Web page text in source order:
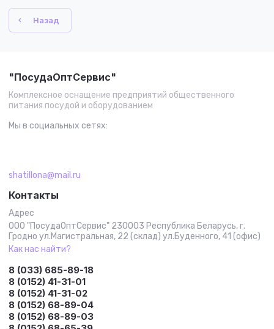
Назад
"ПосудаОптСервис"
Комплексное оснащение предприятий общественного
питания посудой и оборудованием
Мы в социальных сетях:
shatillona@mail.ru
Контакты
Адрес
ООО "ПосудаОптСервис" 230003 Республика Беларусь, г.
Гродно ул.Магистральная, 22 (склад) ул.Буденного, 41 (офис)
Как нас найти?
8 (033) 685-89-18
8 (0152) 41-31-01
8 (0152) 41-31-02
8 (0152) 68-89-04
8 (0152) 68-89-03